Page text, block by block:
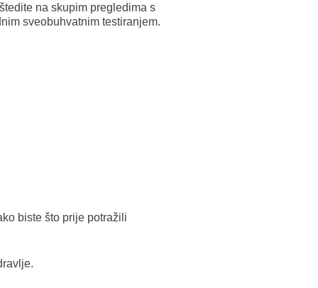
na skupim pregledima s
sveobuhvatnim testiranjem.
biste što prije potražili